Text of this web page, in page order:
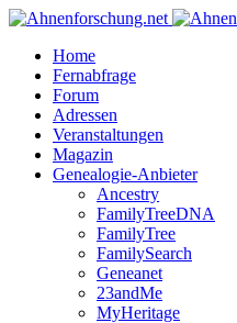
Home
Fernabfrage
Forum
Adressen
Veranstaltungen
Magazin
Genealogie-Anbieter
Ancestry
FamilyTreeDNA
FamilyTree
FamilySearch
Geneanet
23andMe
MyHeritage